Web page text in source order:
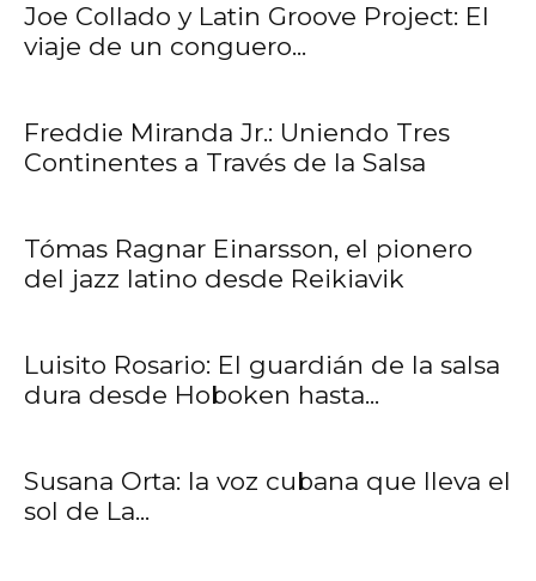
Joe Collado y Latin Groove Project: El
viaje de un conguero...
Freddie Miranda Jr.: Uniendo Tres
Continentes a Través de la Salsa
Tómas Ragnar Einarsson, el pionero
del jazz latino desde Reikiavik
Luisito Rosario: El guardián de la salsa
dura desde Hoboken hasta...
Susana Orta: la voz cubana que lleva el
sol de La...